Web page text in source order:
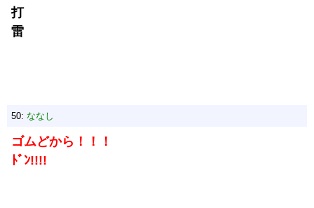
打
雷
50: ななし
ゴムどから！！！
ﾄﾞﾝ!!!!